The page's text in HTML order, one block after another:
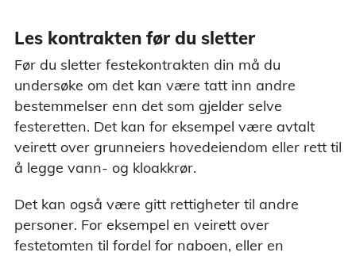
Les kontrakten før du sletter
Før du sletter festekontrakten din må du
undersøke om det kan være tatt inn andre
bestemmelser enn det som gjelder selve
festeretten. Det kan for eksempel være avtalt
veirett over grunneiers hovedeiendom eller rett til
å legge vann- og kloakkrør.
Det kan også være gitt rettigheter til andre
personer. For eksempel en veirett over
festetomten til fordel for naboen, eller en